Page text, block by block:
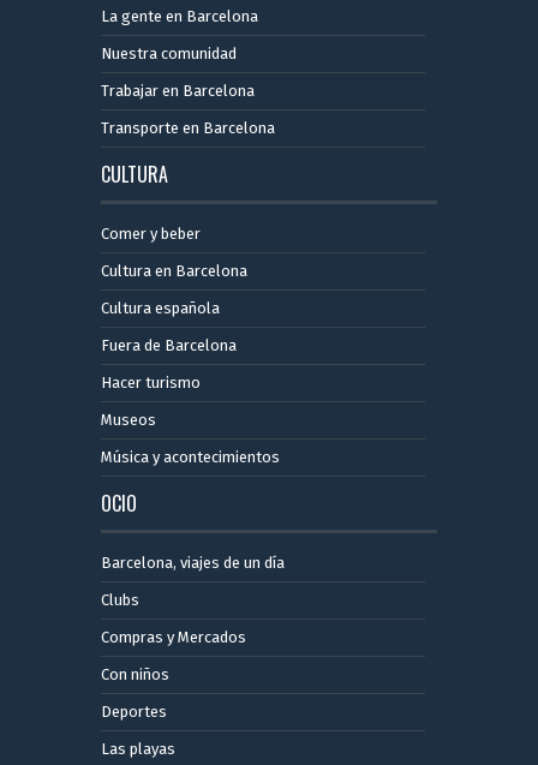
La gente en Barcelona
Nuestra comunidad
Trabajar en Barcelona
Transporte en Barcelona
CULTURA
Comer y beber
Cultura en Barcelona
Cultura española
Fuera de Barcelona
Hacer turismo
Museos
Música y acontecimientos
OCIO
Barcelona, ​​viajes de un día
Clubs
Compras y Mercados
Con niños
Deportes
Las playas